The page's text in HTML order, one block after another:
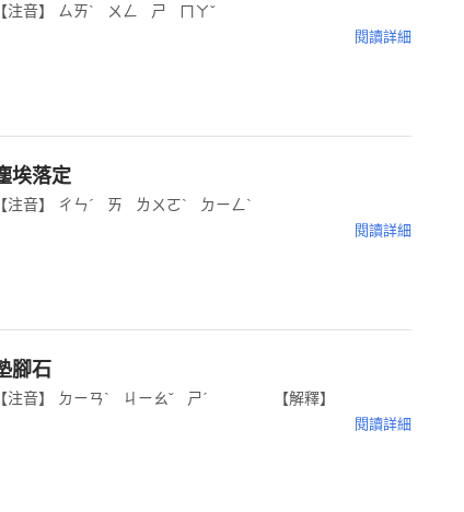
注音】 ㄙㄞˋ ㄨㄥ ㄕ ㄇㄚˇ
閱讀詳細
埃落定
注音】 ㄔㄣˊ ㄞ ㄌㄨㄛˋ ㄉㄧㄥˋ
閱讀詳細
腳石
注音】 ㄉㄧㄢˋ ㄐㄧㄠˇ ㄕˊ 【解釋】
閱讀詳細